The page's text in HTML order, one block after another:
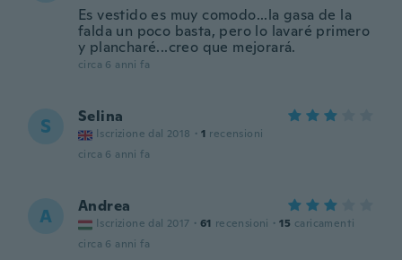
Es vestido es muy comodo...la gasa de la
falda un poco basta, pero lo lavaré primero
y plancharé...creo que mejorará.
circa 6 anni fa
S Selina
Iscrizione dal 2018 · 1 recensioni
circa 6 anni fa
A Andrea
Iscrizione dal 2017 · 61 recensioni · 15 caricamenti
circa 6 anni fa